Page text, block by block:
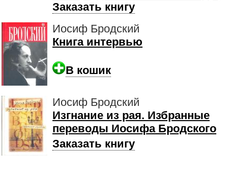
Заказать книгу
Иосиф Бродский
Книга интервью
В кошик
Иосиф Бродский
Изгнание из рая. Избранные
переводы Иосифа Бродского
Заказать книгу